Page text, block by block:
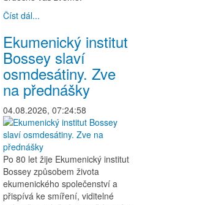
Číst dál...
Ekumenický institut
Bossey slaví
osmdesátiny. Zve
na přednášky
04.08.2026, 07:24:58
Po 80 let žije Ekumenický institut
Bossey způsobem života
ekumenického společenství a
přispívá ke smíření, viditelné